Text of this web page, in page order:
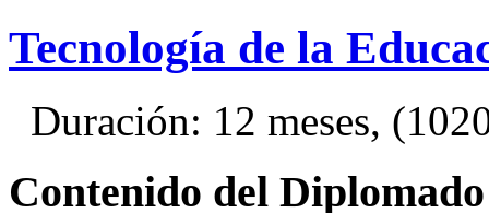
Tecnología de la
Duración: 12 meses,
Contenido del